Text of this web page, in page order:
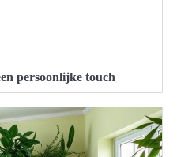
persoonlijke touch